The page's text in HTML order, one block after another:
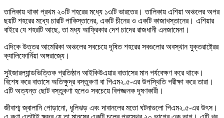
তালিকায় থাকা প্রথম ২০টি শহরের মধ্যে ১৩টি ভারতের। তালিকায় এশিয়া অঞ্চলের অপর
ছয়টি শহরের মধ্যে চারটি পাকিস্তানের, একটি চীনের ও একটি কাজাখস্তানের। এশিয়ার
বাইরে যে শহরটি আছে, তা মধ্য আফ্রিকার দেশ চাদের রাজধানী এনজামেনা।
এদিকে উত্তর আমেরিকা অঞ্চলের সবচেয়ে দূষিত শহরের সবগুলোর অবস্থান যুক্তরাষ্ট্রের
ক্যালিফোর্নিয়া অঙ্গরাজ্যে।
সুইজারল্যান্ডভিত্তিক প্রতিষ্ঠান আইকিউএয়ার বাতাসের মান পর্যবেক্ষণ করে থাকে।
বিশেষ করে বাতাসে অতিক্ষুদ্র বস্তুকণা বা পিএম২.৫-এর উপস্থিতি পরীক্ষা করে তারা।
এটি অত্যন্ত ছোট বস্তুকণা হলেও সবচেয়ে বিপজ্জনক দূষণকারী।
জীবাশ্ম জ্বালানি পোড়ানো, ধূলিঝড় এবং দাবানলের মতো ঘটনাগুলো পিএম২.৫-এর উৎস।